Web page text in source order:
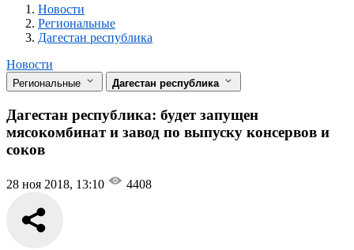
Новости
Разделы
Новости
Региональные
Дагестан республика
Новости
Региональные Дагестан республика
Дагестан республика: будет запущен
мясокомбинат и завод по выпуску консервов и
соков
28 ноя 2018, 13:10 4408